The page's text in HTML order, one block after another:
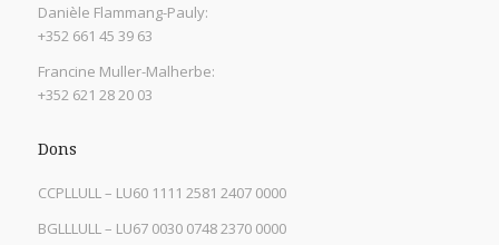
Danièle Flammang-Pauly:
+352 661 45 39 63
Francine Muller-Malherbe:
+352 621 28 20 03
Dons
CCPLLULL – LU60 1111 2581 2407 0000
BGLLLULL – LU67 0030 0748 2370 0000